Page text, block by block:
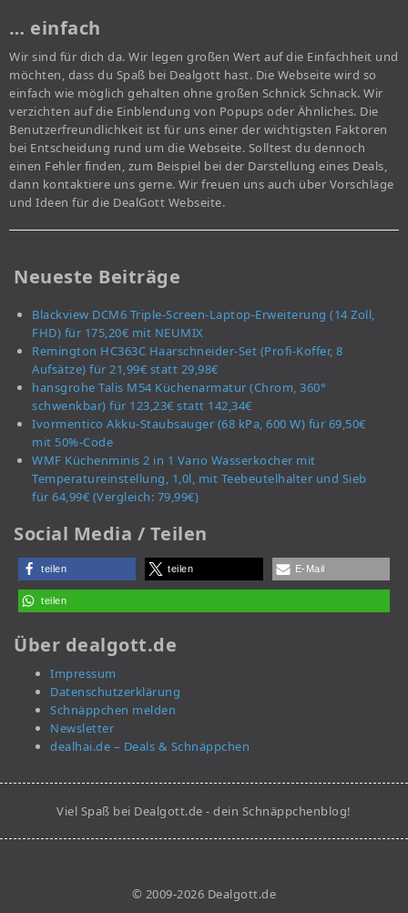
… einfach
Wir sind für dich da. Wir legen großen Wert auf die Einfachheit und
möchten, dass du Spaß bei Dealgott hast. Die Webseite wird so
einfach wie möglich gehalten ohne großen Schnick Schnack. Wir
verzichten auf die Einblendung von Popups oder Ähnliches. Die
Benutzerfreundlichkeit ist für uns einer der wichtigsten Faktoren
bei Entscheidung rund um die Webseite. Solltest du dennoch
einen Fehler finden, zum Beispiel bei der Darstellung eines Deals,
dann kontaktiere uns gerne. Wir freuen uns auch über Vorschläge
und Ideen für die DealGott Webseite.
Neueste Beiträge
Blackview DCM6 Triple-Screen-Laptop-Erweiterung (14 Zoll,
FHD) für 175,20€ mit NEUMIX
Remington HC363C Haarschneider-Set (Profi-Koffer, 8
Aufsätze) für 21,99€ statt 29,98€
hansgrohe Talis M54 Küchenarmatur (Chrom, 360°
schwenkbar) für 123,23€ statt 142,34€
Ivormentico Akku-Staubsauger (68 kPa, 600 W) für 69,50€
mit 50%-Code
WMF Küchenminis 2 in 1 Vario Wasserkocher mit
Temperatureinstellung, 1,0l, mit Teebeutelhalter und Sieb
für 64,99€ (Vergleich: 79,99€)
Social Media / Teilen
teilen teilen E-Mail
teilen
Über dealgott.de
Impressum
Datenschutzerklärung
Schnäppchen melden
Newsletter
dealhai.de – Deals & Schnäppchen
Viel Spaß bei Dealgott.de - dein Schnäppchenblog!
© 2009-2026 Dealgott.de